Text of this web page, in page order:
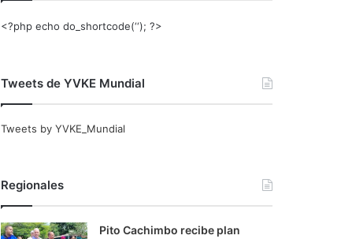
<?php echo do_shortcode(‘‘); ?>
Tweets de YVKE Mundial
Tweets by YVKE_Mundial
Regionales
Pito Cachimbo recibe plan